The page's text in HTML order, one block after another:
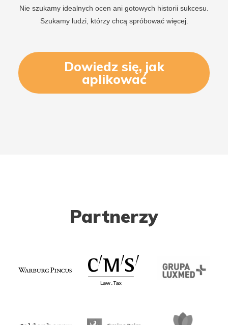
Nie szukamy idealnych ocen ani gotowych historii sukcesu.
Szukamy ludzi, którzy chcą spróbować więcej.
Dowiedz się, jak
aplikować
Partnerzy